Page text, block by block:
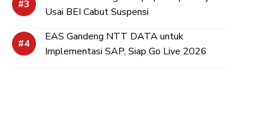
Usai BEI Cabut Suspensi
EAS Gandeng NTT DATA untuk
Implementasi SAP, Siap Go Live 2026